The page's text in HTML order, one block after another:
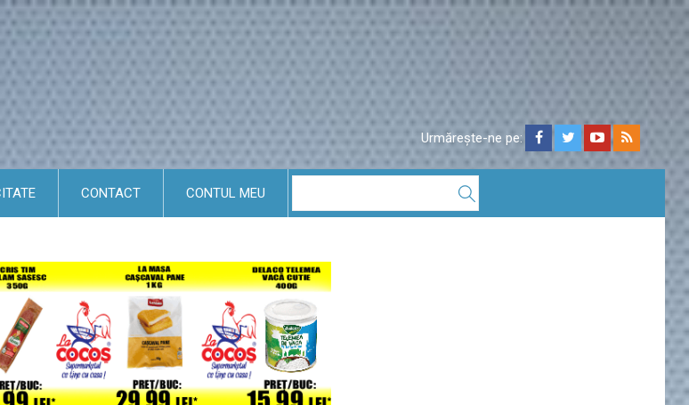
Urmărește-ne pe:
CONTACT CONTUL MEU